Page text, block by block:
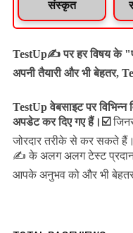
संस्कृत
TestUp✍️ पर हर विषय के
अपनी तैयारी और भी बेहतर,
TestUp वेबसाइट पर
अपडेट कर दिए गए हैं। ☑️
जोरदार तरीके से कर सकते
✍️ के अलग अलग टेस्ट प्रदान
आपके अनुभव को और भी